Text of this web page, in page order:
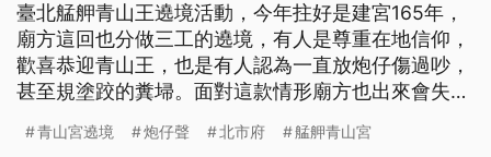
臺北艋舺青山王遶境活動，今年拄好是建宮165年，
廟方這回也分做三工的遶境，有人是尊重在地信仰，
歡喜恭迎青山王，也是有人認為一直放炮仔傷過吵，
甚至規塗跤的糞埽。面對這款情形廟方也出來會失
境活動，鞭炮聲此起彼落，今年適逢建宮165年，廟
青山宮遶境 炮仔聲 北市府 艋舺青山宮